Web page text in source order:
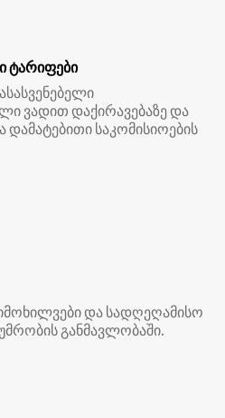
ტარიფები
ვადით დაქირავებაზე და
საკომისიოების
და სადღეღამისო
განმავლობაში.